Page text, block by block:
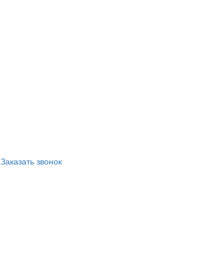
Заказать звонок